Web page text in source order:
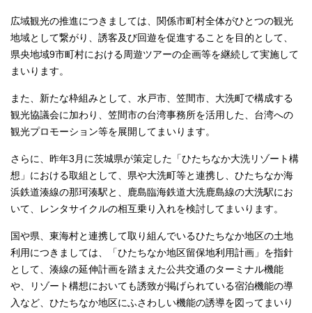
広域観光の推進につきましては、関係市町村全体がひとつの観光
地域として繋がり、誘客及び回遊を促進することを目的として、
県央地域9市町村における周遊ツアーの企画等を継続して実施して
まいります。
また、新たな枠組みとして、水戸市、笠間市、大洗町で構成する
観光協議会に加わり、笠間市の台湾事務所を活用した、台湾への
観光プロモーション等を展開してまいります。
さらに、昨年3月に茨城県が策定した「ひたちなか大洗リゾート構
想」における取組として、県や大洗町等と連携し、ひたちなか海
浜鉄道湊線の那珂湊駅と、鹿島臨海鉄道大洗鹿島線の大洗駅にお
いて、レンタサイクルの相互乗り入れを検討してまいります。
国や県、東海村と連携して取り組んでいるひたちなか地区の土地
利用につきましては、「ひたちなか地区留保地利用計画」を指針
として、湊線の延伸計画を踏まえた公共交通のターミナル機能
や、リゾート構想においても誘致が掲げられている宿泊機能の導
入など、ひたちなか地区にふさわしい機能の誘導を図ってまいり